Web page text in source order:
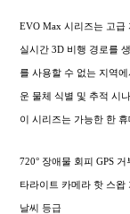
EVO Max 시리즈는 고급
실시간 3D 비행 경로를
를 사용할 수 없는 지역
운 물체 식별 및 추적 시
이 시리즈는 가능한 한
720° 장애물 회피 GPS
타라이트 카메라 핫 스왑
날씨 등급